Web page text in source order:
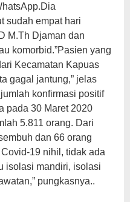
sudah empat hari
M.Th Djaman dan
komorbid.”Pasien yang
Kecamatan Kapuas
gagal jantung,” jelas
konfirmasi positif
pada 30 Maret 2020
5.811 orang. Dari
dan 66 orang
19 nihil, tidak ada
isolasi mandiri, isolasi
pungkasnya..